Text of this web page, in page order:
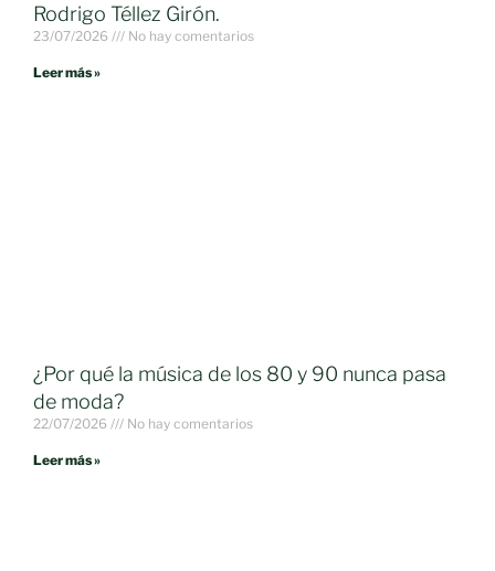
Rodrigo Téllez Girón.
23/07/2026 No hay comentarios
Leer más »
¿Por qué la música de los 80 y 90 nunca pasa
de moda?
22/07/2026 No hay comentarios
Leer más »